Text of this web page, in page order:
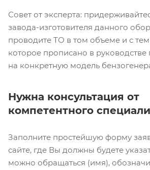
Совет от эксперта:
завода-изготовителя данного
проводите ТО в том объеме и с
которое прописано в руководстве
на конкретную модель
Нужна консультация от
компетентного
Заполните простейшую форму
сайте, где Вы должны будете
можно обращаться (имя),